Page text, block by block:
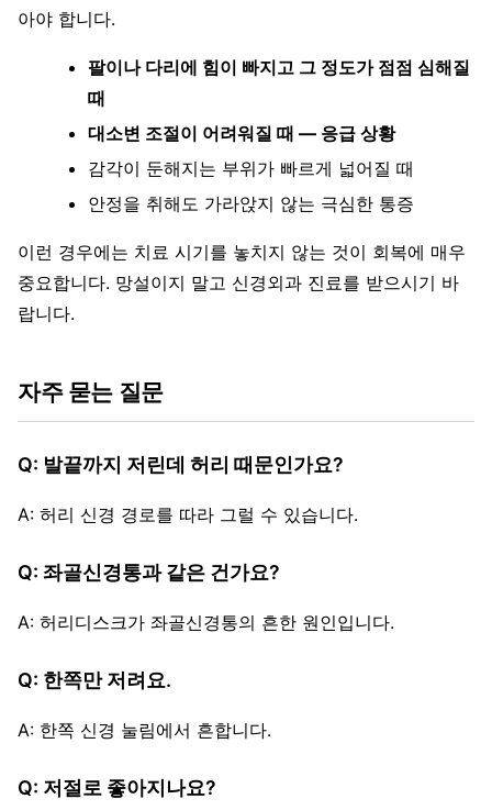
아야 합니다.
팔이나 다리에 힘이 빠지고 그 정도가 점점 심해질
때
대소변 조절이 어려워질 때 — 응급 상황
감각이 둔해지는 부위가 빠르게 넓어질 때
안정을 취해도 가라앉지 않는 극심한 통증
이런 경우에는 치료 시기를 놓치지 않는 것이 회복에 매우
중요합니다. 망설이지 말고 신경외과 진료를 받으시기 바
랍니다.
자주 묻는 질문
Q: 발끝까지 저린데 허리 때문인가요?
A: 허리 신경 경로를 따라 그럴 수 있습니다.
Q: 좌골신경통과 같은 건가요?
A: 허리디스크가 좌골신경통의 흔한 원인입니다.
Q: 한쪽만 저려요.
A: 한쪽 신경 눌림에서 흔합니다.
Q: 저절로 좋아지나요?